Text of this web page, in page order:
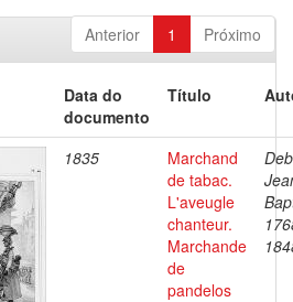
Anterior 1 Próximo
Data do
documento
Título
1835
Marchand
de tabac.
L'aveugle
chanteur.
Marchande
de
pandelos